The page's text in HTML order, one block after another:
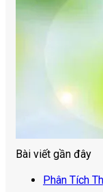
Bài viết gần đây
Phân Tích